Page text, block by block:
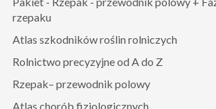
rzepaku
Atlas szkodników roślin rolniczych
Rolnictwo precyzyjne od A do Z
Rzepak– przewodnik polowy
Atlas chorób fizjologicznych